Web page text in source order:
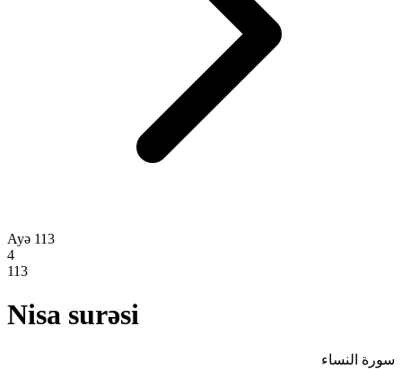
Ayə 113
4
113
Nisa surəsi
سورة النساء